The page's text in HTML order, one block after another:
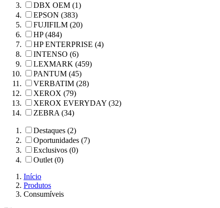
DBX OEM (1)
EPSON (383)
FUJIFILM (20)
HP (484)
HP ENTERPRISE (4)
INTENSO (6)
LEXMARK (459)
PANTUM (45)
VERBATIM (28)
XEROX (79)
XEROX EVERYDAY (32)
ZEBRA (34)
Destaques (2)
Oportunidades (7)
Exclusivos (0)
Outlet (0)
Início
Produtos
Consumíveis